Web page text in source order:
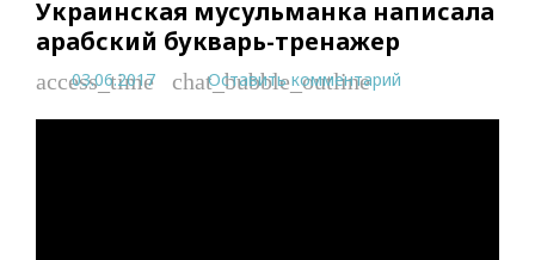
Украинская мусульманка написала
арабский букварь-тренажер
access_time
03.06.2017 chat_bubble_outline
Оставить комментарий